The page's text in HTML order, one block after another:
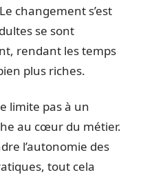
changement s’est
se sont
rendant les temps
plus riches.
limite pas à un
au cœur du métier.
l’autonomie des
tout cela